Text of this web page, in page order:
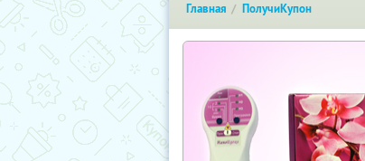
Главная ПолучиКупон